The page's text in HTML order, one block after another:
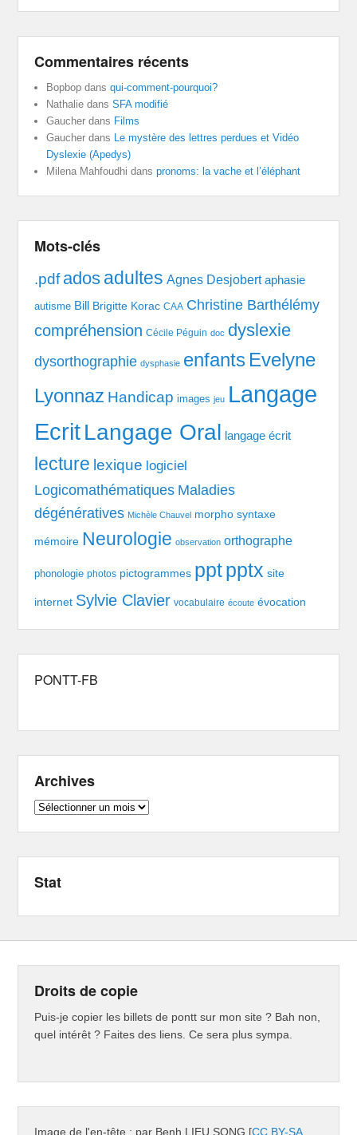
Commentaires récents
Bopbop dansqui-comment-pourquoi?
Nathalie dansSFA modifié
Gaucher dans Films
Gaucher dans Le mystère des lettres perdues et Vidéo
Dyslexie (Apedys)
Milena Mahfoudhi danspronoms: la vache et l’éléphant
Mots-clés
.pdf ados adultes Agnes Desjobert aphasie
autisme Bill Brigitte Korac CAA Christine Barthélémy
compréhension Cécile Péguin doc dyslexie
dysorthographie dysphasie enfants Evelyne
Lyonnaz Handicap images jeu Langage
EcritLangage Oral langage écrit
lecture lexique logiciel
Logicomathématiques Maladies
dégénératives Michèle Chauvel morpho syntaxe
mémoire Neurologie observation orthographe
phonologie photos pictogrammes pptpptx site
internet Sylvie Clavier vocabulaire écoute évocation
PONTT-FB
Archives
Archives
Stat
Droits de copie
Puis-je copier les billets de pontt sur mon site ? Bah non,
quel intérêt ? Faites des liens. Ce sera plus sympa.
Image de l'en-tête : par Benh LIEU SONG [CC BY-SA